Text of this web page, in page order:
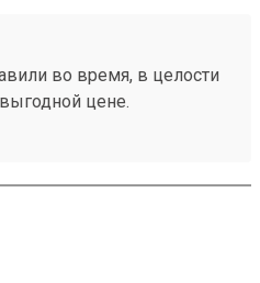
во время, в целости
цене.